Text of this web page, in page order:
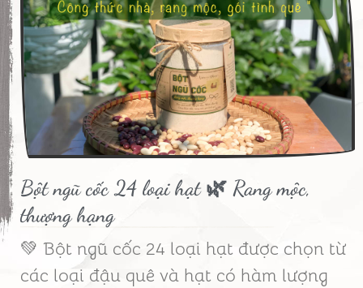
Bột ngũ cốc 24 loại hạt 🌿 Rang mộc,
thượng hạng
💚 Bột ngũ cốc 24 loại hạt được chọn từ
các loại đậu quê và hạt có hàm lượng